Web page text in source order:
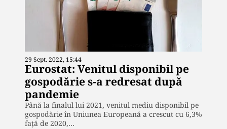
29 Sept. 2022, 15:44
Eurostat: Venitul disponibil pe
gospodărie s-a redresat după
pandemie
Până la finalul lui 2021, venitul mediu disponibil pe
gospodărie în Uniunea Europeană a crescut cu 6,3%
faţă de 2020,…